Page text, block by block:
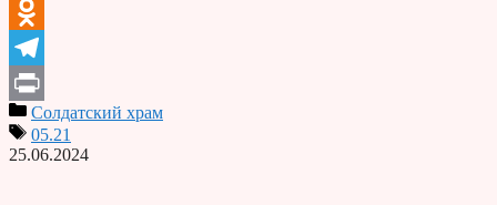
VK
Odnoklassniki
Telegram
PrintСолдатский храм
05.21
25.06.2024